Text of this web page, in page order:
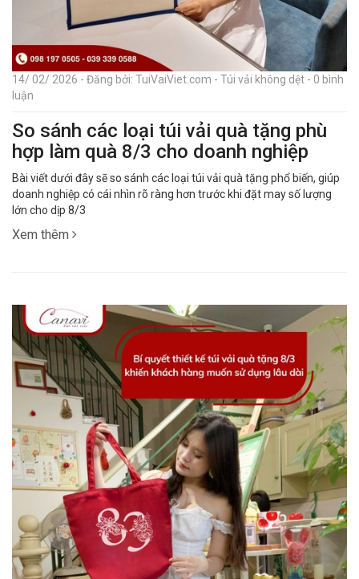
14/ 02/ 2026 - Đăng bởi: TuiVaiViet.com - Túi vải không dệt - 0 bình
luận
So sánh các loại túi vải quà tặng phù
hợp làm quà 8/3 cho doanh nghiệp
Bài viết dưới đây sẽ so sánh các loại túi vải quà tặng phổ biến, giúp
doanh nghiệp có cái nhìn rõ ràng hơn trước khi đặt may số lượng
lớn cho dịp 8/3
Xem thêm